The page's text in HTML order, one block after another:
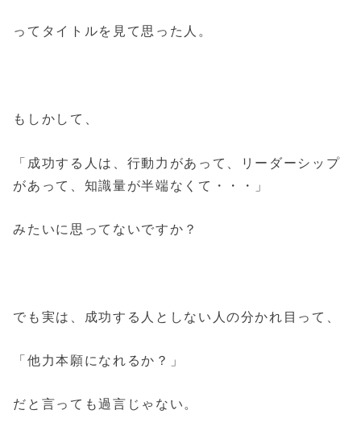
ってタイトルを見て思った人。
もしかして、
「成功する人は、行動力があって、リーダーシップ
があって、知識量が半端なくて・・・」
みたいに思ってないですか？
でも実は、成功する人としない人の分かれ目って、
「他力本願になれるか？」
だと言っても過言じゃない。